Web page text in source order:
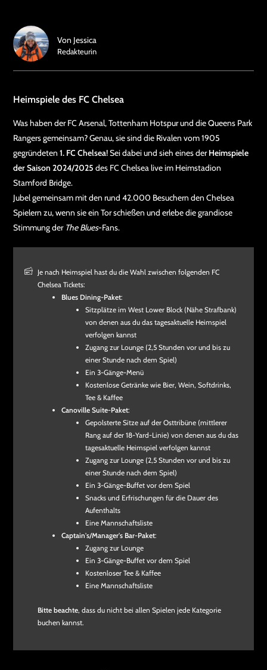
Heimspiele des FC Chelsea
Was haben der FC Arsenal, Tottenham Hotspur und die Queens Park
Rangers gemeinsam? Genau, sie sind die Rivalen vom 1905
gegründeten 1. FC Chelsea! Sei dabei und sieh eines derHeimspiele
der Saison 2024/2025 des FC Chelsea live im Heimstadion
Stamford Bridge.
Jubel gemeinsam mit den rund 42.000 Besuchern den Chelsea
Spielern zu, wenn sie ein Tor schießen und erlebe die grandiose
Stimmung der The Blues-Fans.
Je nach Heimspiel hast du die Wahl zwischen folgenden FC
Chelsea Tickets:
Blues Dining-Paket:
Sitzplätze im West Lower Block (Nähe Strafbank)
von denen aus du das tagesaktuelle Heimspiel
verfolgen kannst
Zugang zur Lounge (2,5 Stunden vor und bis zu
einer Stunde nach dem Spiel)
Ein 3-Gänge-Menü
Kostenlose Getränke wie Bier, Wein, Softdrinks,
Tee & Kaffee
Canoville Suite-Paket:
Gepolsterte Sitze auf der Osttribüne (mittlerer
Rang auf der 18-Yard-Linie) von denen aus du das
tagesaktuelle Heimspiel verfolgen kannst
Zugang zur Lounge (2,5 Stunden vor und bis zu
einer Stunde nach dem Spiel)
Ein 3-Gänge-Buffet vor dem Spiel
Snacks und Erfrischungen für die Dauer des
Aufenthalts
Eine Mannschaftsliste
Captain's/Manager's Bar-Paket:
Zugang zur Lounge
Ein 3-Gänge-Buffet vor dem Spiel
Kostenloser Tee & Kaffee
Eine Mannschaftsliste
Bitte beachte, dass du nicht bei allen Spielen jede Kategorie
buchen kannst.
Von Jessica
Redakteurin